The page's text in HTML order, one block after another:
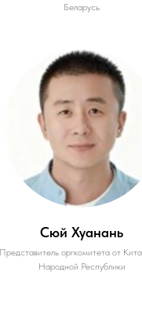
Беларусь
Сюй Хуанань
Представитель оргкомитета от
Народной Республики